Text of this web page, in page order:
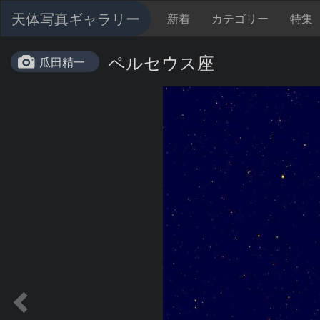
天体写真ギャラリー 新着 カテゴリー 特集
瓜田精一 ペルセウス座